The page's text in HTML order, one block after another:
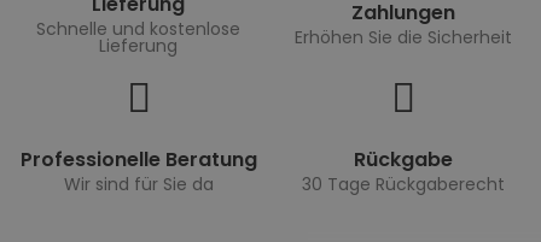
Schnelle und kostenlose
Lieferung
Zahlungen
Erhöhen Sie die Sicherheit
Professionelle Beratung
Wir sind für Sie da
Rückgabe
30 Tage Rückgaberecht